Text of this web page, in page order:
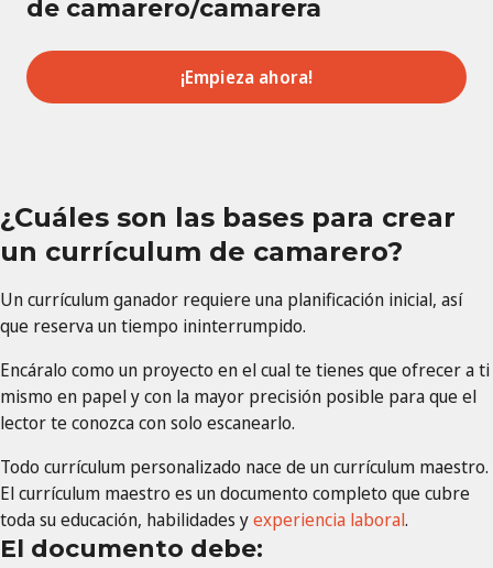
de camarero/camarera
¡Empieza ahora!
¿Cuáles son las bases para crear
un currículum de camarero?
Un currículum ganador requiere una planificación inicial, así
que reserva un tiempo ininterrumpido.
Encáralo como un proyecto en el cual te tienes que ofrecer a ti
mismo en papel y con la mayor precisión posible para que el
lector te conozca con solo escanearlo.
Todo currículum personalizado nace de un currículum maestro.
El currículum maestro es un documento completo que cubre
toda su educación, habilidades yexperiencia laboral.
El documento debe: